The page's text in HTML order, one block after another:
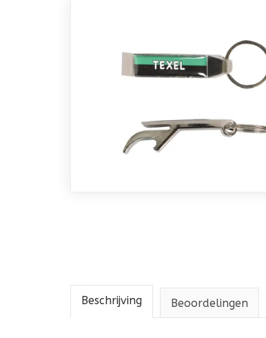
Beschrijving Beoordelingen